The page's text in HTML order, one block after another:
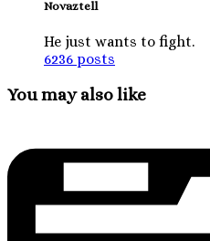
Novaztell
He just wants to fight.
6236 posts
You may also like